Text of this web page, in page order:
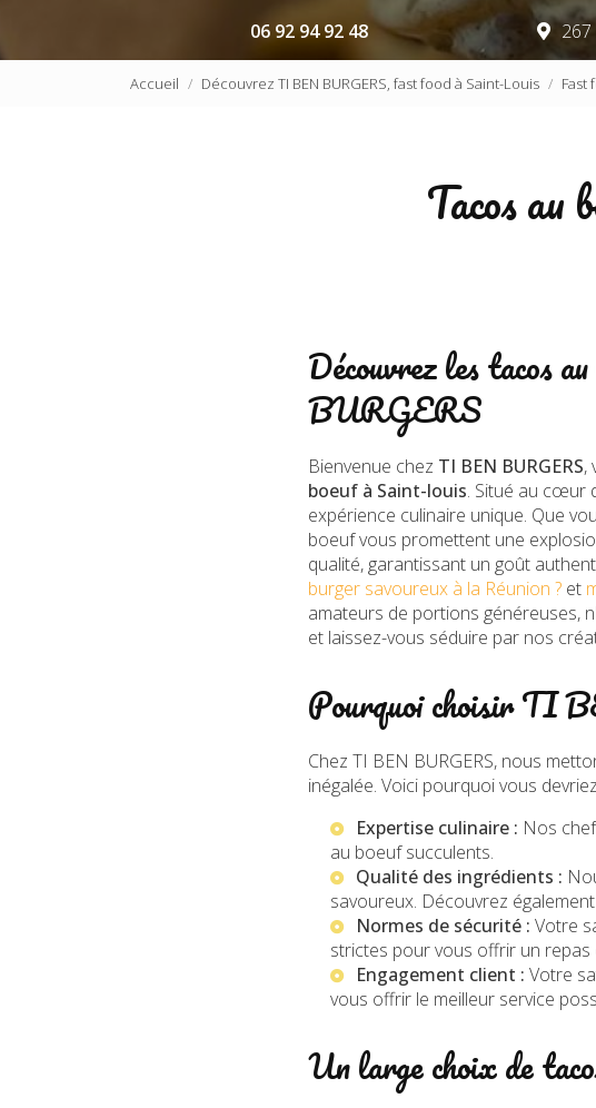
06 92 94 92 48
Accueil Découvrez TI BEN BURGERS, fast food à Saint-Louis Fast
Tacos
Découvrez les tacos
BURGERS
Bienvenue chez TI BEN BURGERS,
boeuf à Saint-louis. Situé au cœur
expérience culinaire unique. Que
boeuf vous promettent une
qualité, garantissant un goût
burger savoureux à la Réunion ? et
amateurs de portions généreuses,
et laissez-vous séduire par nos
Pourquoi choisir TI
Chez TI BEN BURGERS, nous
inégalée. Voici pourquoi vous
Expertise culinaire : Nos
au boeuf succulents.
Qualité des ingrédients :
savoureux. Découvrez
Normes de sécurité : Votre
strictes pour vous offrir un repas
Engagement client : Votre
vous offrir le meilleur service
Un large choix de